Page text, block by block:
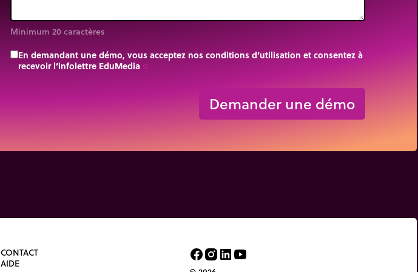
Minimum 20 caractères
En demandant une démo, vous acceptez nos conditions d’utilisation et consentez à
recevoir l’infolettre EduMedia trip_origin
Demander une démo
CONTACT
AIDE